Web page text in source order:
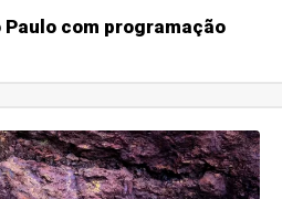
Paulo com programação